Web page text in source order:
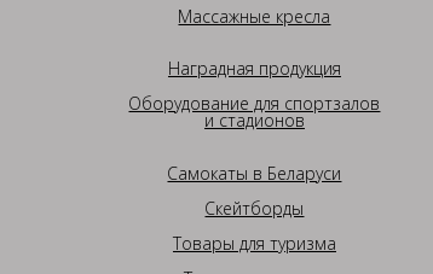
Массажные кресла
Наградная продукция
Оборудование для спортзалов
и стадионов
Самокаты в Беларуси
Скейтборды
Товары для туризма